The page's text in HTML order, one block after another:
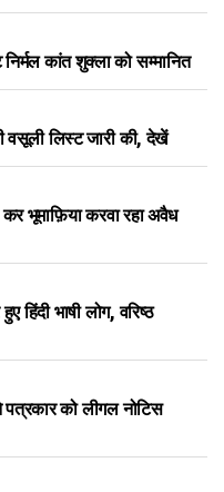
कांत शुक्ला को सम्मानित
लिस्ट जारी की, देखें
भूमाफ़िया करवा रहा अवैध
हिंदी भाषी लोग, वरिष्ठ
को लीगल नोटिस